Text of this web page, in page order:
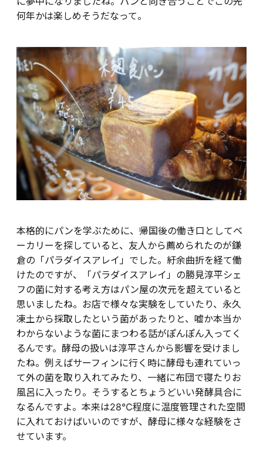
何年かは楽しめそうだなって。
本格的にパンを学ぶために、帰国後の働き口としてベ
ーカリーを探していると、友人から薦められたのが鎌
倉の「パラダイスアレイ」でした。紆余曲折を経て働
けたのですが、「パラダイスアレイ」の勝見淳平シェ
フの菌に対する考え方はパン屋の次元を超えていると
思いましたね。お店で様々な実験をしていたり、永久
凍土から採取したという菌があったりと、嘘か本当か
わからないような菌にまつわる話がぽんぽん入ってく
るんです。酵母の扱いは淳平さんから影響を受けまし
たね。例えばサーフィンに行く時に酵母も連れていっ
て外の菌を取り入れてみたり、一緒に布団で寝たりお
風呂に入ったり。そうするとちょうどいい発酵具合に
なるんですよ。本来は28℃程度に温度管理された空間
に入れておけばいいのですが、酵母に様々な経験をさ
せています。